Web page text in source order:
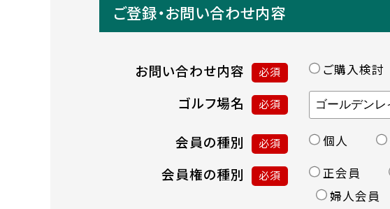
ご登録・お問い合わせ内容
お問い合わせ内容 必須 ご購入検討
ゴルフ場名 必須
会員の種別 必須 個人
会員権の種別 必須 正会員
婦人会員